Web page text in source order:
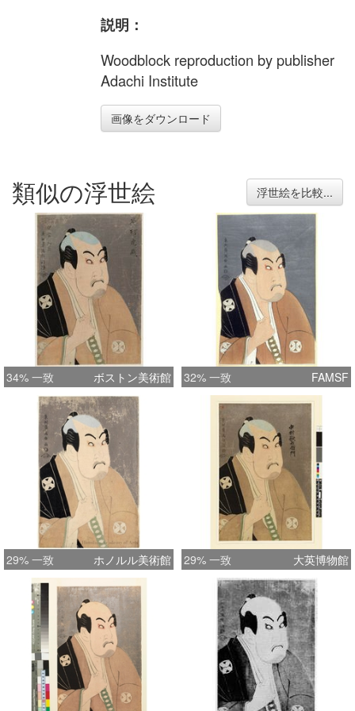
説明：
Woodblock reproduction by publisher
Adachi Institute
画像をダウンロード
類似の浮世絵 浮世絵を比較...
34% 一致 ボストン美術館 32% 一致 FAMSF
29% 一致 ホノルル美術館 29% 一致 大英博物館